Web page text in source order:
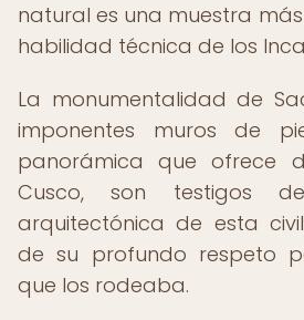
natural es una muestra
habilidad técnica de los
La monumentalidad de
imponentes muros de
panorámica que ofrece
Cusco, son testigos
arquitectónica de esta
de su profundo respeto
que los rodeaba.